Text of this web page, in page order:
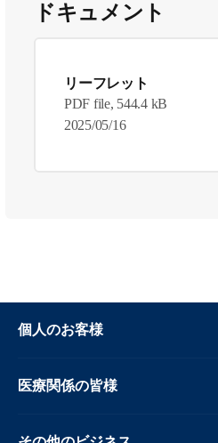
ドキュメント
リーフレット
PDF file, 544.4 kB
2025/05/16
個人のお客様
医療関係の皆様